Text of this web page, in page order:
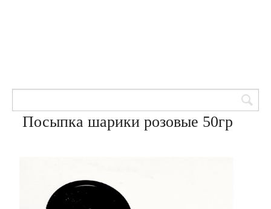
Посыпка шарики розовые 50гр